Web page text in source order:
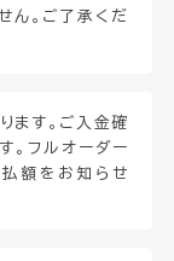
ん。ご了承くだ
ます。ご入金確
。フルオーダー
額をお知らせ